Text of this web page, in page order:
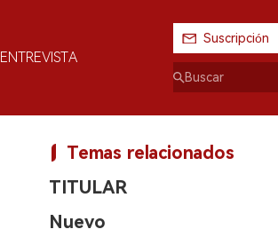
ENTREVISTA
Suscripción
Temas relacionados
TITULAR
Nuevo